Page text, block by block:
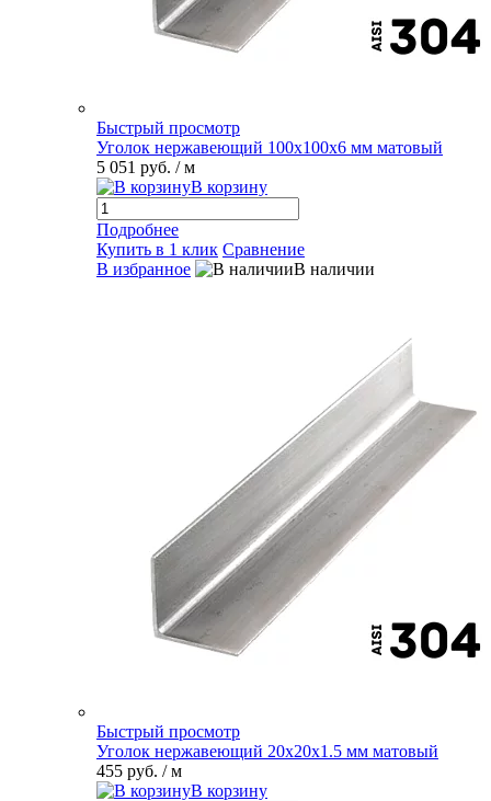
Быстрый просмотр
Уголок нержавеющий 100х100х6 мм матовый
5 051 руб. / м
В корзину
Подробнее
Купить в 1 клик Сравнение
В избранное
В наличии
Быстрый просмотр
Уголок нержавеющий 20х20х1.5 мм матовый
455 руб. / м
В корзину